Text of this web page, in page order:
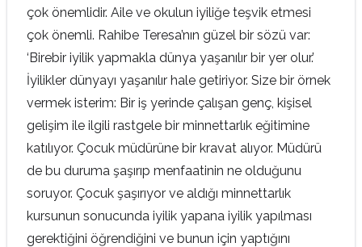
çok önemlidir. Aile ve okulun iyiliğe teşvik etmesi
çok önemli. Rahibe Teresa’nın güzel bir sözü var:
‘Birebir iyilik yapmakla dünya yaşanılır bir yer olur.’
İyilikler dünyayı yaşanılır hale getiriyor. Size bir örnek
vermek isterim: Bir iş yerinde çalışan genç, kişisel
gelişim ile ilgili rastgele bir minnettarlık eğitimine
katılıyor. Çocuk müdürüne bir kravat alıyor. Müdürü
de bu duruma şaşırıp menfaatinin ne olduğunu
soruyor. Çocuk şaşırıyor ve aldığı minnettarlık
kursunun sonucunda iyilik yapana iyilik yapılması
gerektiğini öğrendiğini ve bunun için yaptığını